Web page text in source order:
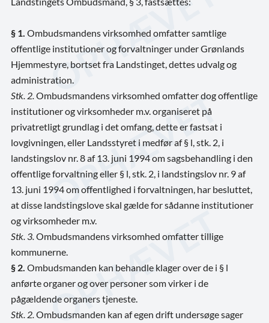
§ 1. Ombudsmandens virksomhed omfatter samtlige
offentlige institutioner og forvaltninger under Grønlands
Hjemmestyre, bortset fra Landstinget, dettes udvalg og
administration.
Stk. 2. Ombudsmandens virksomhed omfatter dog offentlige
institutioner og virksomheder m.v. organiseret på
privatretligt grundlag i det omfang, dette er fastsat i
lovgivningen, eller Landsstyret i medfør af § l, stk. 2, i
landstingslov nr. 8 af 13. juni 1994 om sagsbehandling i den
offentlige forvaltning eller § l, stk. 2, i landstingslov nr. 9 af
13. juni 1994 om offentlighed i forvaltningen, har besluttet,
at disse landstingslove skal gælde for sådanne institutioner
og virksomheder m.v.
Stk. 3. Ombudsmandens virksomhed omfatter tillige
kommunerne.
§ 2. Ombudsmanden kan behandle klager over de i § l
anførte organer og over personer som virker i de
pågældende organers tjeneste.
Stk. 2. Ombudsmanden kan af egen drift undersøge sager